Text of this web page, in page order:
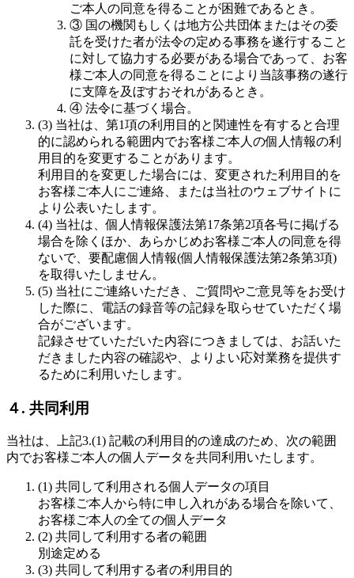
ご本人の同意を得ることが困難であるとき。
③ 国の機関もしくは地方公共団体またはその委
託を受けた者が法令の定める事務を遂行すること
に対して協力する必要がある場合であって、お客
様ご本人の同意を得ることにより当該事務の遂行
に支障を及ぼすおそれがあるとき。
④ 法令に基づく場合。
(3) 当社は、第1項の利用目的と関連性を有すると合理
的に認められる範囲内でお客様ご本人の個人情報の利
用目的を変更することがあります。
利用目的を変更した場合には、変更された利用目的を
お客様ご本人にご連絡、または当社のウェブサイトに
より公表いたします。
(4) 当社は、個人情報保護法第17条第2項各号に掲げる
場合を除くほか、あらかじめお客様ご本人の同意を得
ないで、要配慮個人情報(個人情報保護法第2条第3項)
を取得いたしません。
(5) 当社にご連絡いただき、ご質問やご意見等をお受け
した際に、電話の録音等の記録を取らせていただく場
合がございます。
記録させていただいた内容につきましては、お話いた
だきました内容の確認や、よりよい応対業務を提供す
るために利用いたします。
４. 共同利用
当社は、上記3.(1) 記載の利用目的の達成のため、次の範囲
内でお客様ご本人の個人データを共同利用いたします。
(1) 共同して利用される個人データの項目
お客様ご本人から特に申し入れがある場合を除いて、
お客様ご本人の全ての個人データ
(2) 共同して利用する者の範囲
別途定める
(3) 共同して利用する者の利用目的